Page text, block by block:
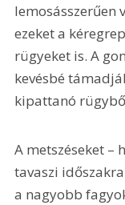
lemosásszerűen
ezeket a
rügyeket is. A
kevésbé
kipattanó
A metszéseket –
tavaszi
a nagyobb